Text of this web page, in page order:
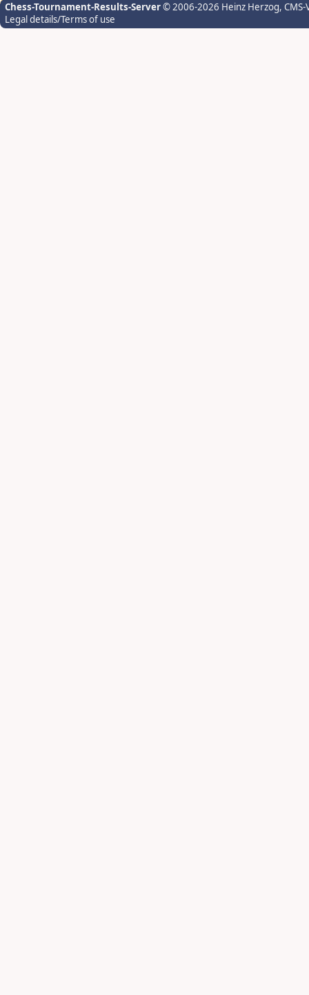
Chess-Tournament-Results-Server© 2006-2026 Heinz Herzog,
Legal details/Terms of use